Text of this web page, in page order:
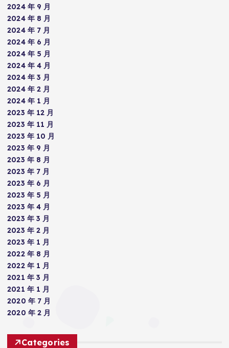
2024 年 9 月
2024 年 8 月
2024 年 7 月
2024 年 6 月
2024 年 5 月
2024 年 4 月
2024 年 3 月
2024 年 2 月
2024 年 1 月
2023 年 12 月
2023 年 11 月
2023 年 10 月
2023 年 9 月
2023 年 8 月
2023 年 7 月
2023 年 6 月
2023 年 5 月
2023 年 4 月
2023 年 3 月
2023 年 2 月
2023 年 1 月
2022 年 8 月
2022 年 1 月
2021 年 3 月
2021 年 1 月
2020 年 7 月
2020 年 2 月
Categories